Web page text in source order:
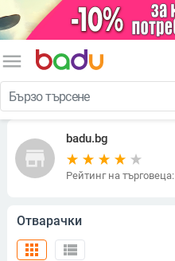
menu
store
badu.bg
Рейтинг на търговеца:
Отварачки
view_list
apps